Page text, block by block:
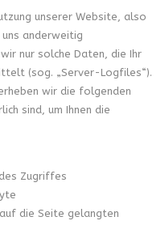
unserer Website, also
anderweitig
nur solche Daten, die Ihr
(sog. „Server-Logfiles“).
wir die folgenden
sind, um Ihnen die
Zugriffes
die Seite gelangten